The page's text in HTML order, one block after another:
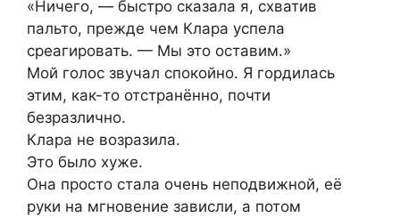
«Ничего, — быстро сказала я, схватив
пальто, прежде чем Клара успела
среагировать. — Мы это оставим.»
Мой голос звучал спокойно. Я гордилась
этим, как-то отстранённо, почти
безразлично.
Клара не возразила.
Это было хуже.
Она просто стала очень неподвижной, её
руки на мгновение зависли, а потом